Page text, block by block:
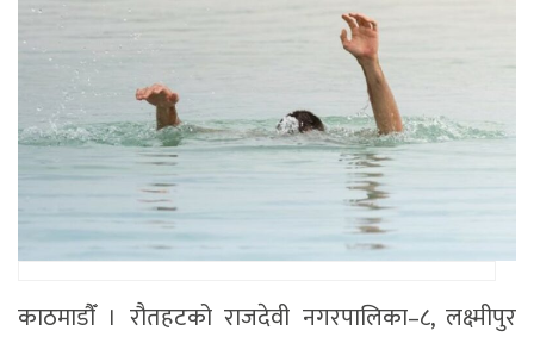
काठमाडाैँ । रौतहटको राजदेवी नगरपालिका–८, लक्ष्मीपुर